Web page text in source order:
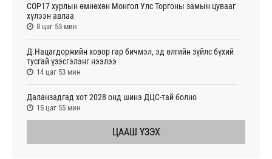
COP17 хурлын өмнөхөн Монгол Улс Торгоны замын цувааг
хүлээн авлаа
8 цаг 53 мин
Д.Нацагдоржийн ховор гар бичмэл, эд өлгийн зүйлс бүхий
тусгай үзэсгэлэнг нээлээ
14 цаг 53 мин
Даланзадгад хот 2028 онд шинэ ДЦС-тай болно
15 цаг 55 мин
ЦААШ ҮЗЭХ